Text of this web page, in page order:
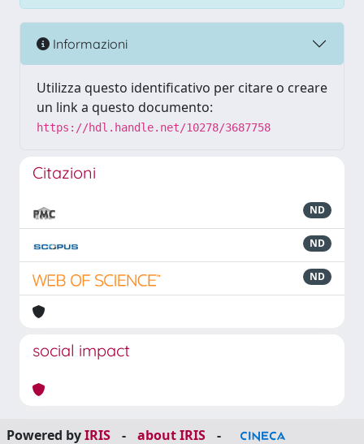
Informazioni
Utilizza questo identificativo per citare o creare
un link a questo documento:
https://hdl.handle.net/10278/3687758
Citazioni
ND
ND
ND
social impact
Powered byIRIS - about IRIS -